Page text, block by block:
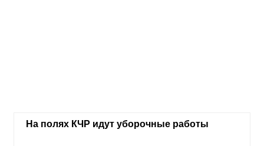
На полях КЧР идут уборочные работы